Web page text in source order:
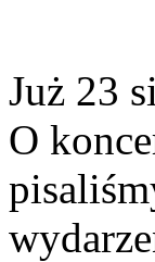
Już 23
O